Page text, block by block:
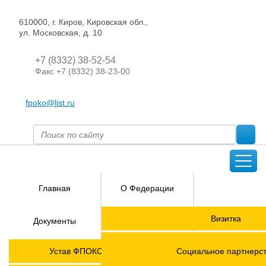
610000, г. Киров, Кировская обл.,
ул. Московская, д. 10
+7 (8332) 38-52-54
Факс +7 (8332) 38-23-00
fpoko@list.ru
Главная О Федерации
Визитка
Документы
Устав ФПОКО с изменениями от 2026 года
Социальное
Членские